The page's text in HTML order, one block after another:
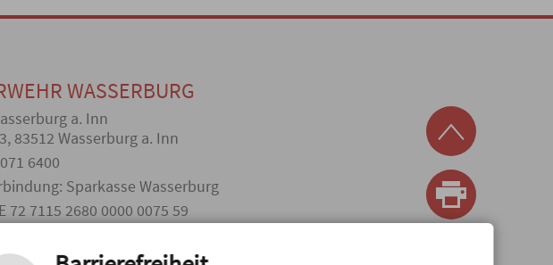
WASSERBURG
a. Inn
83512 Wasserburg a. Inn
6400
Sparkasse Wasserburg
72 7115 2680 0000 0075 59